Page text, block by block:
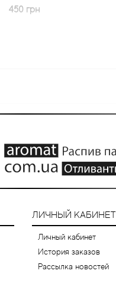
ЛИЧНЫЙ КАБИНЕТ
Личный кабинет
История заказов
Рассылка новостей